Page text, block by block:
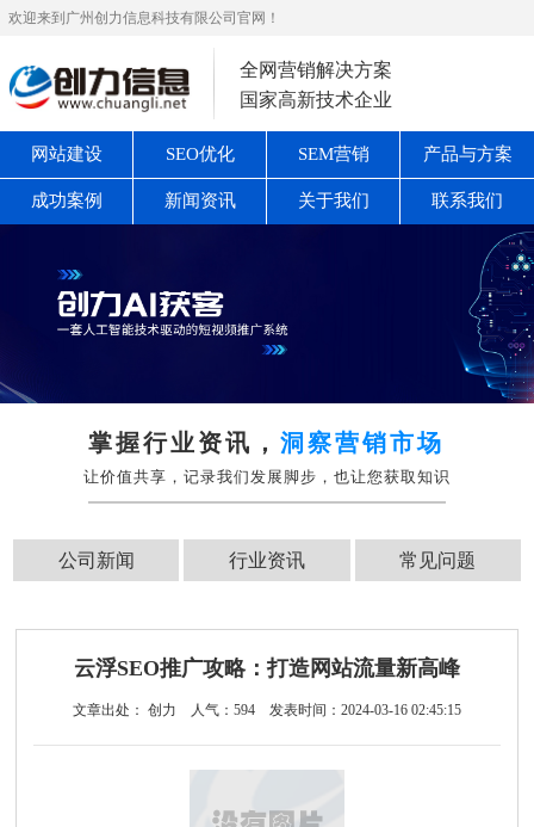
欢迎来到广州创力信息科技有限公司官网！
全网营销解决方案
国家高新技术企业
网站建设 SEO优化 SEM营销 产品与方案
成功案例 新闻资讯 关于我们 联系我们
掌握行业资讯，洞察营销市场
让价值共享，记录我们发展脚步，也让您获取知识
公司新闻 行业资讯 常见问题
云浮SEO推广攻略：打造网站流量新高峰
文章出处： 创力 人气： 594 发表时间：2024-03-16 02:45:15